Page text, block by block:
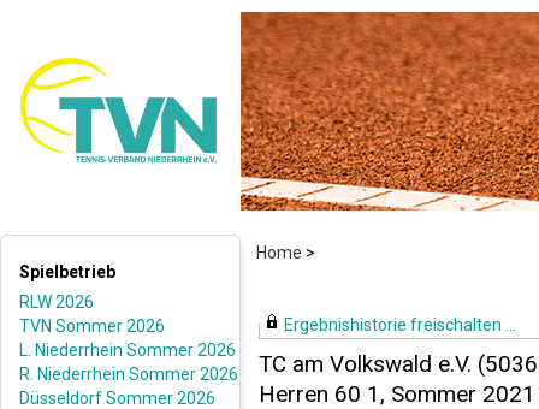
Home >
Spielbetrieb
RLW 2026
TVN Sommer 2026
L. Niederrhein Sommer 2026
R. Niederrhein Sommer 2026
Düsseldorf Sommer 2026
Ergebnishistorie freischalten ...
TC am Volkswald e.V.
Herren 60 1, Sommer 2021